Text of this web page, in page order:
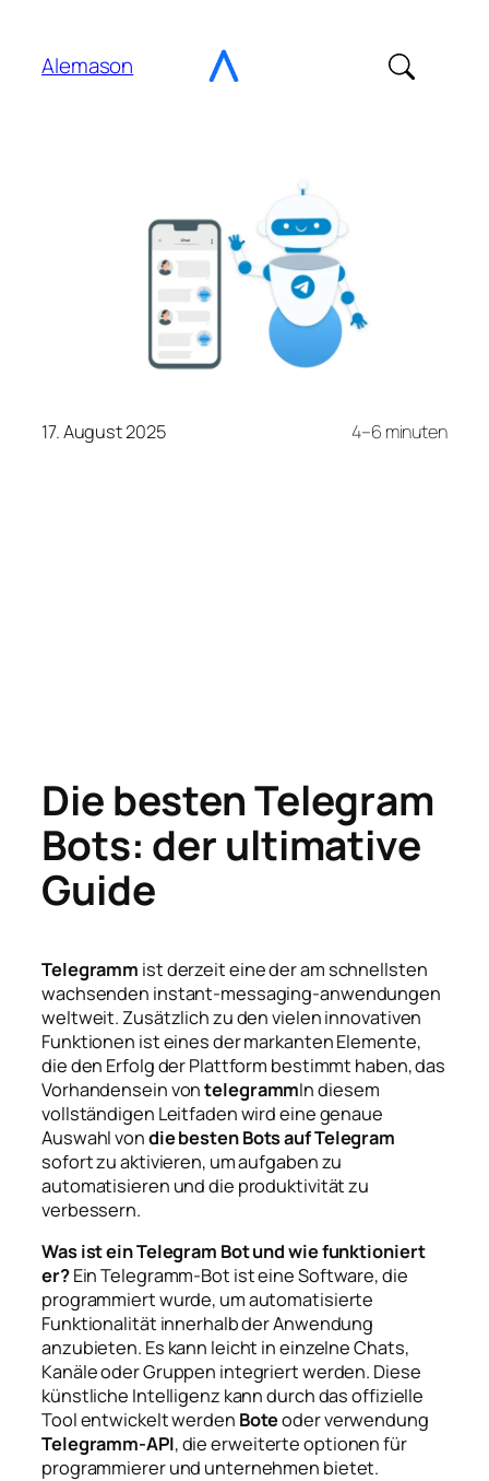
Content
Alemason
17. August 2025 4–6 minuten
Die besten Telegram
Bots: der ultimative
Guide
Telegramm ist derzeit eine der am schnellsten
wachsenden instant-messaging-anwendungen
weltweit. Zusätzlich zu den vielen innovativen
Funktionen ist eines der markanten Elemente,
die den Erfolg der Plattform bestimmt haben, das
Vorhandensein vontelegrammIn diesem
vollständigen Leitfaden wird eine genaue
Auswahl vondie besten Bots auf Telegram
sofort zu aktivieren, um aufgaben zu
automatisieren und die produktivität zu
verbessern.
Was ist ein Telegram Bot und wie funktioniert
er?Ein Telegramm-Bot ist eine Software, die
programmiert wurde, um automatisierte
Funktionalität innerhalb der Anwendung
anzubieten. Es kann leicht in einzelne Chats,
Kanäle oder Gruppen integriert werden. Diese
künstliche Intelligenz kann durch das offizielle
Tool entwickelt werden Boteoder verwendung
Telegramm-API, die erweiterte optionen für
programmierer und unternehmen bietet.